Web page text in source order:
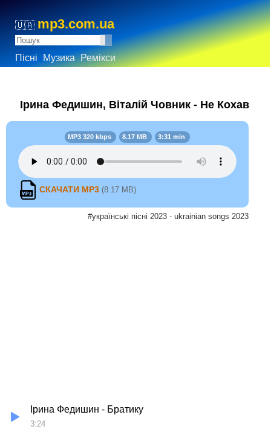
🇺🇦 mp3.com.ua
Пісні Музика Ремікси
Ірина Федишин, Віталій Човник - Не Кохав
MP3 320 kbps 8.17 MB 3:31 min
СКАЧАТИ MP3 (8.17 MB)
#українські пісні 2023 - ukrainian songs 2023
Ірина Федишин - Братику
3:24